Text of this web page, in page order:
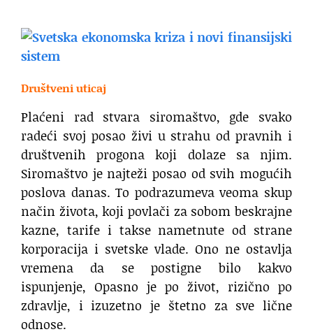
Društveni uticaj
Plaćeni rad stvara siromaštvo, gde svako
radeći svoj posao živi u strahu od pravnih i
društvenih progona koji dolaze sa njim.
Siromaštvo je najteži posao od svih mogućih
poslova danas. To podrazumeva veoma skup
način života, koji povlači za sobom beskrajne
kazne, tarife i takse nametnute od strane
korporacija i svetske vlade. Ono ne ostavlja
vremena da se postigne bilo kakvo
ispunjenje, Opasno je po život, rizično po
zdravlje, i izuzetno je štetno za sve lične
odnose.